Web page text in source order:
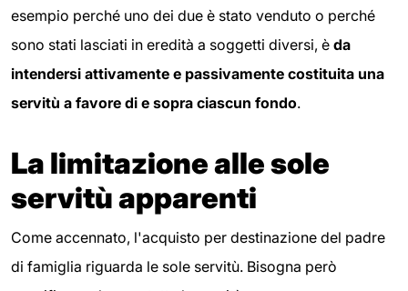
esempio perché uno dei due è stato venduto o perché
sono stati lasciati in eredità a soggetti diversi, è da
intendersi attivamente e passivamente costituita una
servitù a favore di e sopra ciascun fondo.
La limitazione alle sole
servitù apparenti
Come accennato, l'acquisto per destinazione del padre
di famiglia riguarda le sole servitù. Bisogna però